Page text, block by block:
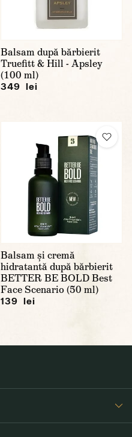
Balsam după bărbierit
Truefitt & Hill - Apsley
(100 ml)
349 lei
Balsam și cremă
hidratantă după bărbierit
BETTER BE BOLD Best
Face Scenario (50 ml)
139 lei